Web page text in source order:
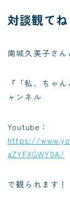
対談観てね
南城久美子さん
『「私、ちゃ
ャンネル
Youtube：
https://
aZYFXGWY0A/
で観られます！